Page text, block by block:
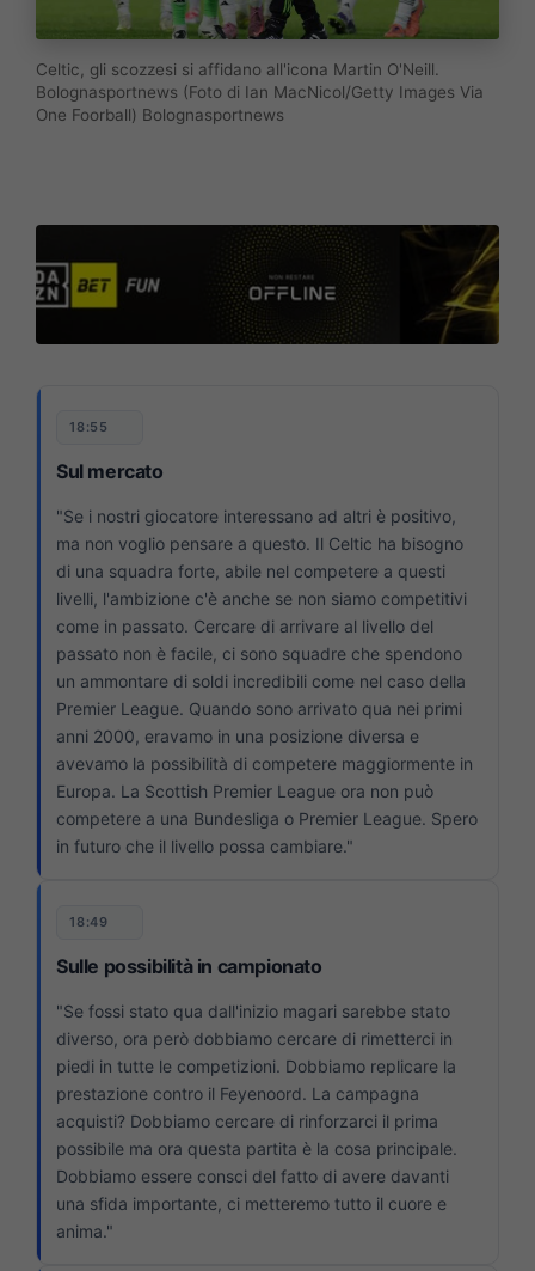
Celtic, gli scozzesi si affidano all'icona Martin O'Neill.
Bolognasportnews (Foto di Ian MacNicol/Getty Images Via
One Foorball) Bolognasportnews
18:55
Sul mercato
"Se i nostri giocatore interessano ad altri è positivo,
ma non voglio pensare a questo. Il Celtic ha bisogno
di una squadra forte, abile nel competere a questi
livelli, l'ambizione c'è anche se non siamo competitivi
come in passato. Cercare di arrivare al livello del
passato non è facile, ci sono squadre che spendono
un ammontare di soldi incredibili come nel caso della
Premier League. Quando sono arrivato qua nei primi
anni 2000, eravamo in una posizione diversa e
avevamo la possibilità di competere maggiormente in
Europa. La Scottish Premier League ora non può
competere a una Bundesliga o Premier League. Spero
in futuro che il livello possa cambiare."
18:49
Sulle possibilità in campionato
"Se fossi stato qua dall'inizio magari sarebbe stato
diverso, ora però dobbiamo cercare di rimetterci in
piedi in tutte le competizioni. Dobbiamo replicare la
prestazione contro il Feyenoord. La campagna
acquisti? Dobbiamo cercare di rinforzarci il prima
possibile ma ora questa partita è la cosa principale.
Dobbiamo essere consci del fatto di avere davanti
una sfida importante, ci metteremo tutto il cuore e
anima."